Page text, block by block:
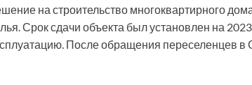
на строительство многоквартирного
Срок сдачи объекта был установлен на
После обращения переселенцев в